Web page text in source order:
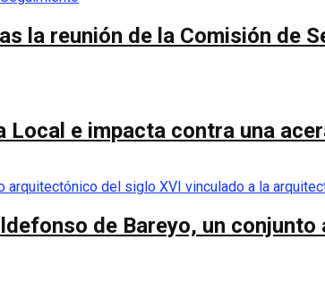
la reunión de la Comisión de
e impacta contra una
de Bareyo, un